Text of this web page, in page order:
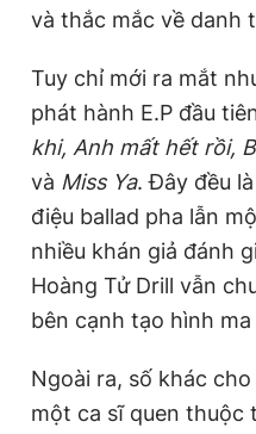
và thắc mắc về danh
Tuy chỉ mới ra mắt
phát hành E.P đầu
khi, Anh mất hết rồi,
và Miss Ya. Đây đều
điệu ballad pha lẫn
nhiều khán giả đánh
Hoàng Tử Drill vẫn
bên cạnh tạo hình ma
Ngoài ra, số khác
một ca sĩ quen thuộc